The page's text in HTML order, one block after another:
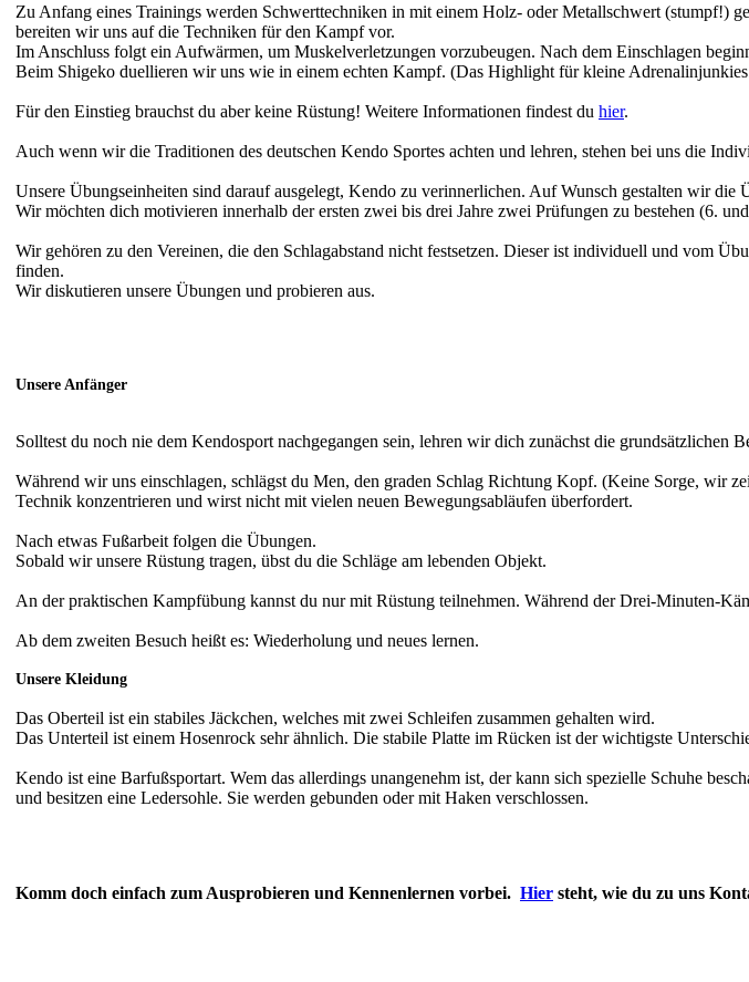
Zu Anfang eines Trainings werden Schwerttechniken in mit einem Holz- oder Metallschwert (stumpf!)
bereiten wir uns auf die Techniken für den Kampf vor.
Im Anschluss folgt ein Aufwärmen, um Muskelverletzungen vorzubeugen. Nach dem Einschlagen
Beim Shigeko duellieren wir uns wie in einem echten Kampf. (Das Highlight für kleine
Für den Einstieg brauchst du aber keine Rüstung! Weitere Informationen findest du hier.
Auch wenn wir die Traditionen des deutschen Kendo Sportes achten und lehren, stehen bei uns die
Unsere Übungseinheiten sind darauf ausgelegt, Kendo zu verinnerlichen. Auf Wunsch gestalten wir
Wir möchten dich motivieren innerhalb der ersten zwei bis drei Jahre zwei Prüfungen zu bestehen (6.
Wir gehören zu den Vereinen, die den Schlagabstand nicht festsetzen. Dieser ist individuell und vom
finden.
Wir diskutieren unsere Übungen und probieren aus.
Unsere Anfänger
Solltest du noch nie dem Kendosport nachgegangen sein, lehren wir dich zunächst die grundsätzlichen
Während wir uns einschlagen, schlägst du Men, den graden Schlag Richtung Kopf. (Keine Sorge, wir
Technik konzentrieren und wirst nicht mit vielen neuen Bewegungsabläufen überfordert.
Nach etwas Fußarbeit folgen die Übungen.
Sobald wir unsere Rüstung tragen, übst du die Schläge am lebenden Objekt.
An der praktischen Kampfübung kannst du nur mit Rüstung teilnehmen. Während der Drei-Minuten-
Ab dem zweiten Besuch heißt es: Wiederholung und neues lernen.
Unsere Kleidung
Das Oberteil ist ein stabiles Jäckchen, welches mit zwei Schleifen zusammen gehalten wird.
Das Unterteil ist einem Hosenrock sehr ähnlich. Die stabile Platte im Rücken ist der wichtigste
Kendo ist eine Barfußsportart. Wem das allerdings unangenehm ist, der kann sich spezielle Schuhe
und besitzen eine Ledersohle. Sie werden gebunden oder mit Haken verschlossen.
Komm doch einfach zum Ausprobieren und Kennenlernen vorbei. Hier steht, wie du zu uns